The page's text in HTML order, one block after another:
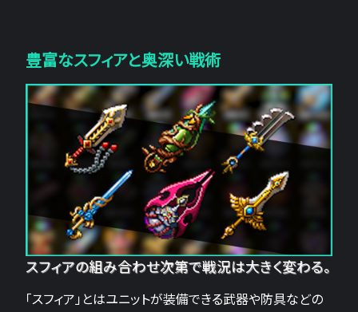
豊富なスフィアと奥深い戦術
スフィアの組み合わせ次第で戦況は大きく変わる。
「スフィア」とはユニットが装備できる武器や防具などの